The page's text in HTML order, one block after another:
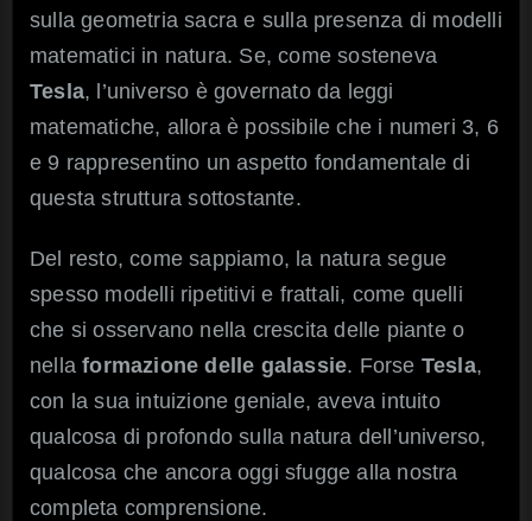
sulla geometria sacra e sulla presenza di modelli
matematici in natura. Se, come sosteneva
Tesla, l’universo è governato da leggi
matematiche, allora è possibile che i numeri 3, 6
e 9 rappresentino un aspetto fondamentale di
questa struttura sottostante.
Del resto, come sappiamo, la natura segue
spesso modelli ripetitivi e frattali, come quelli
che si osservano nella crescita delle piante o
nellaformazione delle galassie. Forse Tesla,
con la sua intuizione geniale, aveva intuito
qualcosa di profondo sulla natura dell’universo,
qualcosa che ancora oggi sfugge alla nostra
completa comprensione.